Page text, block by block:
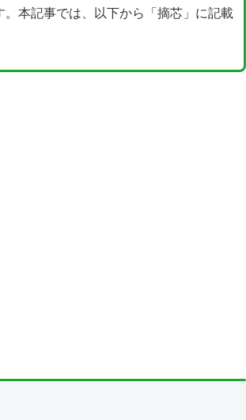
本記事では、以下から「摘芯」に記載